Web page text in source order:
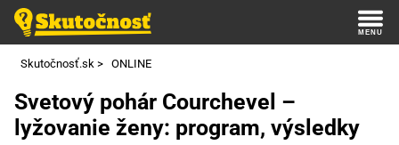
Skutočnosť.sk > ONLINE
Svetový pohár Courchevel –
lyžovanie ženy: program, výsledky